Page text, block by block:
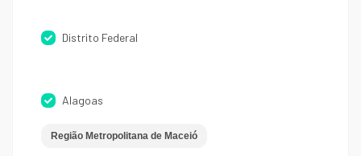
Distrito Federal
Alagoas
Região Metropolitana de Maceió